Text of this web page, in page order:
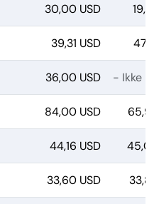
30,00 USD
39,31 USD
36,00 USD - Ikke
84,00 USD
44,16 USD
33,60 USD